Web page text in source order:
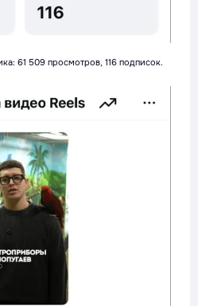
61 509 просмотров, 116 подписок.